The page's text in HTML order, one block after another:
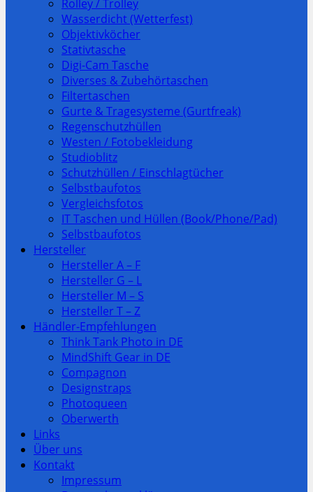
Rolley / Trolley
Wasserdicht (Wetterfest)
Objektivköcher
Stativtasche
Digi-Cam Tasche
Diverses & Zubehörtaschen
Filtertaschen
Gurte & Tragesysteme (Gurtfreak)
Regenschutzhüllen
Westen / Fotobekleidung
Studioblitz
Schutzhüllen / Einschlagtücher
Selbstbaufotos
Vergleichsfotos
IT Taschen und Hüllen (Book/Phone/Pad)
Selbstbaufotos
Hersteller
Hersteller A – F
Hersteller G – L
Hersteller M – S
Hersteller T – Z
Händler-Empfehlungen
Think Tank Photo in DE
MindShift Gear in DE
Compagnon
Designstraps
Photoqueen
Oberwerth
Links
Über uns
Kontakt
Impressum